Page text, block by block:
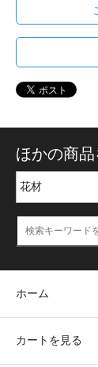
ほかの商
ホーム
カートを見る